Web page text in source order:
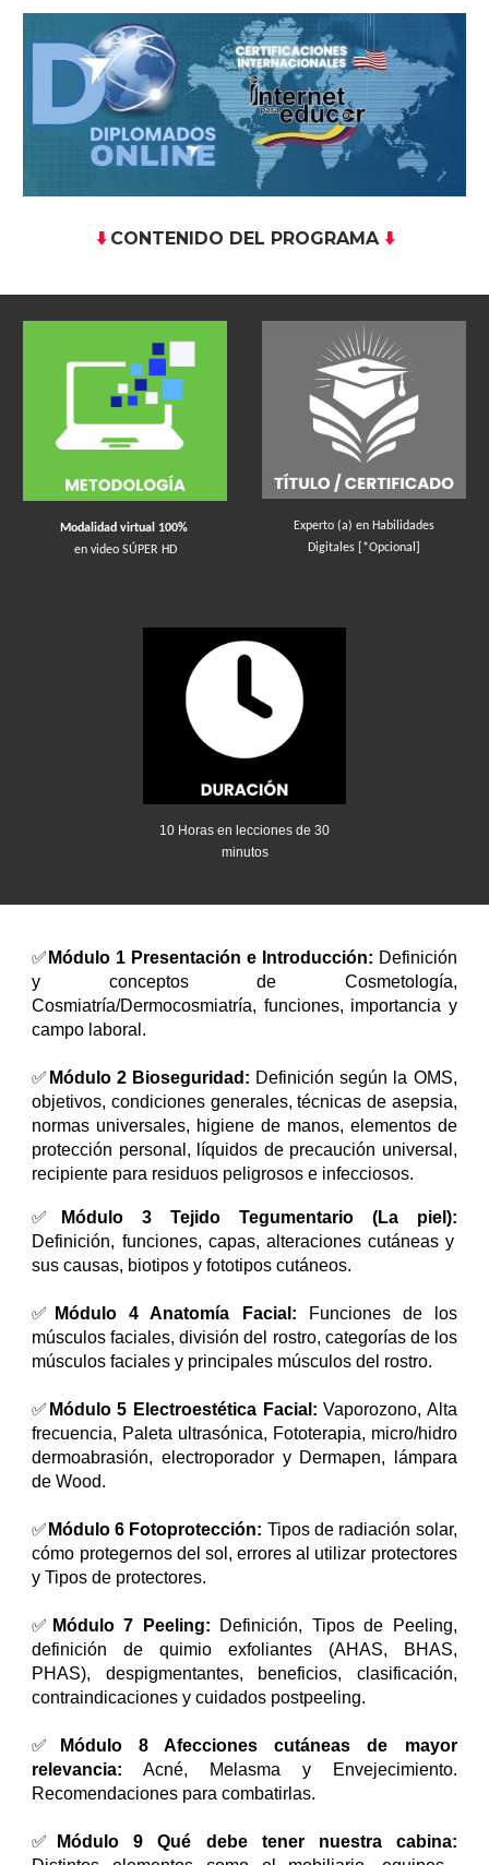
⬇️ CONTENIDO DEL PROGRAMA ⬇️
Modalidad virtual 100%
en video SÚPER HD
Experto (a) en Habilidades
Digitales [*Opcional]
10 Horas en lecciones de 30
minutos
✅ Módulo 1 Presentación e Introducción: Definición
y conceptos de Cosmetología,
Cosmiatría/Dermocosmiatría, funciones, importancia y
campo laboral.
✅ Módulo 2 Bioseguridad: Definición según la OMS,
objetivos, condiciones generales, técnicas de asepsia,
normas universales, higiene de manos, elementos de
protección personal, líquidos de precaución universal,
recipiente para residuos peligrosos e infecciosos.
✅
Módulo 3 Tejido Tegumentario (La piel):
Definición, funciones, capas, alteraciones cutáneas y
sus causas, biotipos y fototipos cutáneos.
✅ Módulo 4 Anatomía Facial: Funciones de los
músculos faciales, división del rostro, categorías de los
músculos faciales y principales músculos del rostro.
✅ Módulo 5 Electroestética Facial: Vaporozono, Alta
frecuencia, Paleta ultrasónica, Fototerapia, micro/hidro
dermoabrasión, electroporador y Dermapen, lámpara
de Wood.
✅ Módulo 6 Fotoprotección: Tipos de radiación solar,
cómo protegernos del sol, errores al utilizar protectores
y Tipos de protectores.
✅ Módulo 7 Peeling: Definición, Tipos de Peeling,
definición de quimio exfoliantes (AHAS, BHAS,
PHAS), despigmentantes, beneficios, clasificación,
contraindicaciones y cuidados postpeeling.
✅
Módulo 8 Afecciones cutáneas de mayor
relevancia: Acné, Melasma y Envejecimiento.
Recomendaciones para combatirlas.
✅
Módulo 9 Qué debe tener nuestra cabina: